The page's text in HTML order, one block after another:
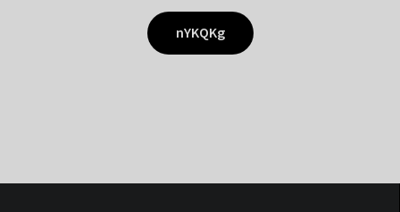
nYKQKg